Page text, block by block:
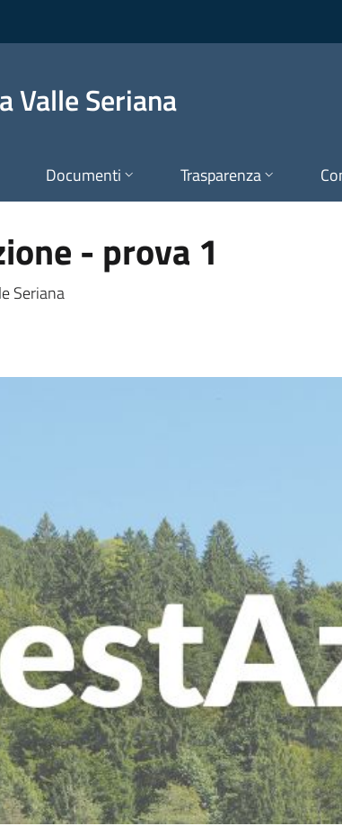
Seriana
Valle Seriana
Documenti Trasparenza
- prova 1
Seriana